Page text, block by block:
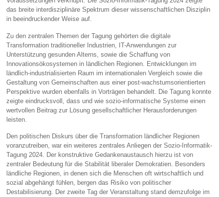
das breite interdisziplinäre Spektrum dieser wissenschaftlichen Disziplin
in beeindruckender Weise auf.
Zu den zentralen Themen der Tagung gehörten die digitale
Transformation traditioneller Industrien, IT-Anwendungen zur
Unterstützung gesunden Alterns, sowie die Schaffung von
Innovationsökosystemen in ländlichen Regionen. Entwicklungen im
ländlich-industrialisierten Raum im internationalen Vergleich sowie die
Gestaltung von Gemeinschaften aus einer post-wachstumsorientierten
Perspektive wurden ebenfalls in Vorträgen behandelt. Die Tagung konnte
zeigte eindrucksvoll, dass und wie sozio-informatische Systeme einen
wertvollen Beitrag zur Lösung gesellschaftlicher Herausforderungen
leisten.
Den politischen Diskurs über die Transformation ländlicher Regionen
voranzutreiben, war ein weiteres zentrales Anliegen der Sozio-Informatik-
Tagung 2024. Der konstruktive Gedankenaustausch hierzu ist von
zentraler Bedeutung für die Stabilität liberaler Demokratien. Besonders
ländliche Regionen, in denen sich die Menschen oft wirtschaftlich und
sozial abgehängt fühlen, bergen das Risiko von politischer
Destabilisierung. Der zweite Tag der Veranstaltung stand demzufolge im